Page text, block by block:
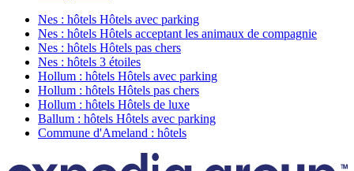
Nes : hôtels Hôtels avec parking
Nes : hôtels Hôtels acceptant les animaux de compagnie
Nes : hôtels Hôtels pas chers
Nes : hôtels 3 étoiles
Hollum : hôtels Hôtels avec parking
Hollum : hôtels Hôtels pas chers
Hollum : hôtels Hôtels de luxe
Ballum : hôtels Hôtels avec parking
Commune d'Ameland : hôtels